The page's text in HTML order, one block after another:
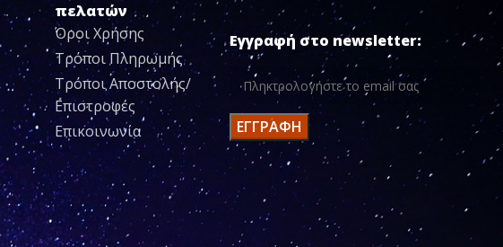
πελατών
Όροι Χρήσης
Τρόποι Πληρωμής
Τρόποι Αποστολής/
Επιστροφές
Επικοινωνία
Εγγραφή στο newsletter: